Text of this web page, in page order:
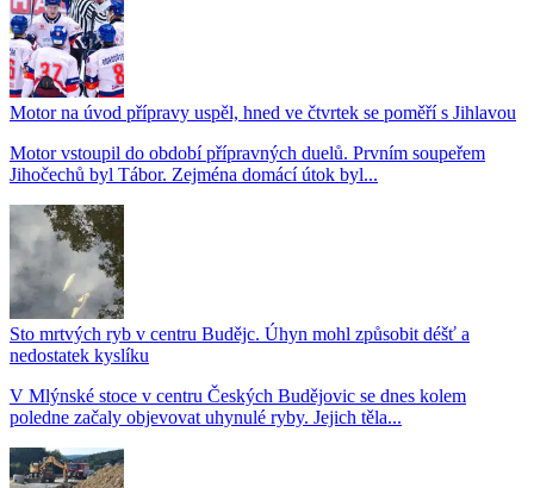
Motor na úvod přípravy uspěl, hned ve čtvrtek se poměří s Jihlavou
Motor vstoupil do období přípravných duelů. Prvním soupeřem
Jihočechů byl Tábor. Zejména domácí útok byl...
Sto mrtvých ryb v centru Budějc. Úhyn mohl způsobit déšť a
nedostatek kyslíku
V Mlýnské stoce v centru Českých Budějovic se dnes kolem
poledne začaly objevovat uhynulé ryby. Jejich těla...